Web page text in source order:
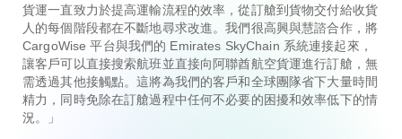
貨運一直致力於提高運輸流程的效率，從訂艙到貨物交付給收貨
人的每個階段都在不斷地尋求改進。我們很高興與慧諮合作，將
CargoWise 平台與我們的 Emirates SkyChain 系統連接起來，
讓客戶可以直接搜索航班並直接向阿聯酋航空貨運進行訂艙，無
需透過其他接觸點。這將為我們的客戶和全球團隊省下大量時間
精力，同時免除在訂艙過程中任何不必要的困擾和效率低下的情
況。」